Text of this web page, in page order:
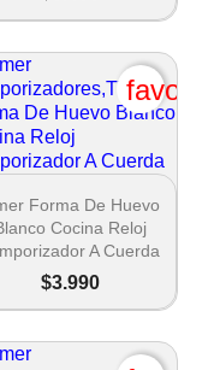
 Vista rápida
Forma De Huevo
Cocina Reloj
A Cuerda
$3.990